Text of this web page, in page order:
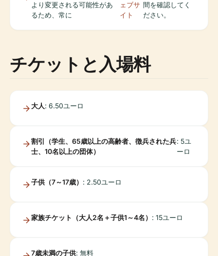
より変更される可能性があ
るため、常に
ェブサ
イト
間を確認してく
ださい。
チケットと入場料
大人: 6.50ユーロ
割引（学生、65歳以上の高齢者、徴兵された兵
士、10名以上の団体）
: 5ユ
ーロ
子供（7～17歳） : 2.50ユーロ
家族チケット（大人2名＋子供1～4名） : 15ユーロ
7歳未満の子供: 無料